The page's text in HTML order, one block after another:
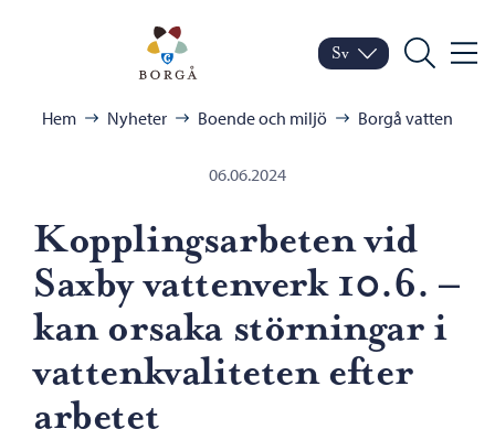
Porvoo – Gå till
Byt språk
Nuvarande språk:
Sv
Sök Meny
Bläddra:
Hem Nyheter Boende och miljö Borgå vatten
06.06.2024
Kopplingsarbeten vid
Saxby vattenverk 10.6. –
kan orsaka störningar i
vattenkvaliteten efter
arbetet